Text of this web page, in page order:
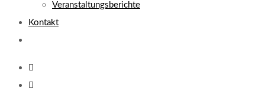
Veranstaltungsberichte
Kontakt
umschalten